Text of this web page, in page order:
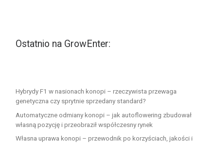
Ostatnio na GrowEnter:
Hybrydy F1 w nasionach konopi – rzeczywista przewaga
genetyczna czy sprytnie sprzedany standard?
Automatyczne odmiany konopi – jak autoflowering zbudował
własną pozycję i przeobraził współczesny rynek
Własna uprawa konopi – przewodnik po korzyściach, jakości i